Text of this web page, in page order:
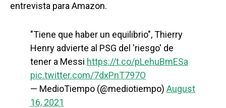
entrevista para Amazon.
"Tiene que haber un equilibrio", Thierry
Henry advierte al PSG del 'riesgo' de
tener a Messi https://t.co/pLehuBmESa
pic.twitter.com/7dxPnT797O
— MedioTiempo (@mediotiempo) August
16, 2021